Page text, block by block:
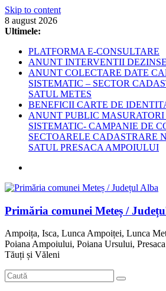
Skip to content
8 august 2026
Ultimele:
PLATFORMA E-CONSULTARE
ANUNT INTERVENTII
ANUNT COLECTARE DATE
SISTEMATIC – SECTOR
SATUL METES
BENEFICII CARTE DE
ANUNT PUBLIC
SISTEMATIC- CAMPANIE DE
SECTOARELE CADASTRARE
SATUL PRESACA AMPOIULUI
Primăria comunei Meteș /
Ampoița, Isca, Lunca Ampoiței, Lunca
Poiana Ampoiului, Poiana Ursului,
Tăuți și Văleni